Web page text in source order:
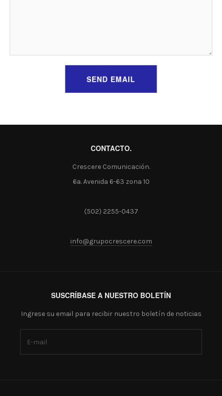
SEND EMAIL
CONTACTO.
Crescere Comunicación.
6a. Avenida 6-63 zona 10
(502) 2255-0437
info@grupocrescere.com
SUSCRÍBASE A NUESTRO BOLETÍN
Ingrese su email para recibir nuestro boletín de noticias